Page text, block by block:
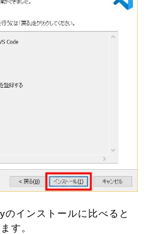
インストールに比べると
す。